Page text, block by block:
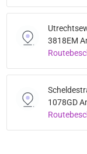
3818EM
1078GD